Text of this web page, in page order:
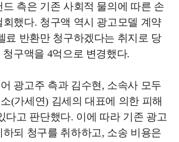
측은 기존 사회적 물의에 따른 손
했다. 청구액 역시 광고모델 계약
료 반환만 청구하겠다는 취지로 당
청구액을 4억으로 변경했다.
광고주 측과 김수현, 소속사 모두
(가세연) 김세의 대표에 의한 피해
다고 판단했다. 이에 따라 기존 광고
되 청구를 취하하고, 소송 비용은